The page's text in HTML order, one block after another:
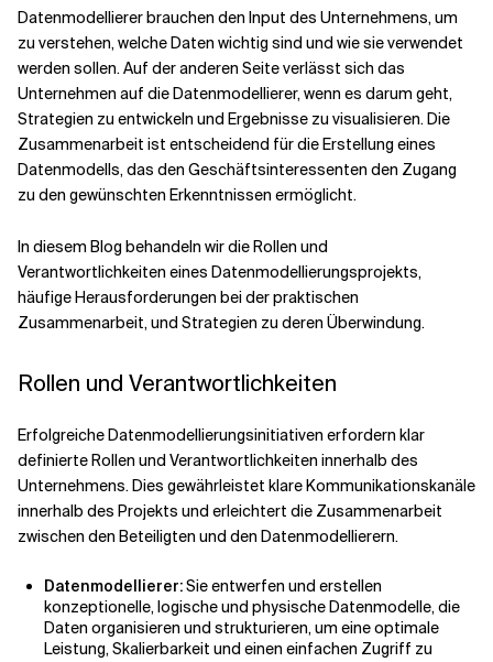
Verwandte Themen
Datenmodellierer brauchen den Input des Unternehmens, um
zu verstehen, welche Daten wichtig sind und wie sie verwendet
werden sollen. Auf der anderen Seite verlässt sich das
Unternehmen auf die Datenmodellierer, wenn es darum geht,
Strategien zu entwickeln und Ergebnisse zu visualisieren. Die
Zusammenarbeit ist entscheidend für die Erstellung eines
Datenmodells, das den Geschäftsinteressenten den Zugang
zu den gewünschten Erkenntnissen ermöglicht.
In diesem Blog behandeln wir die Rollen und
Verantwortlichkeiten eines Datenmodellierungsprojekts,
häufige Herausforderungen bei der praktischen
Zusammenarbeit,und Strategien zu deren Überwindung.
Rollen und Verantwortlichkeiten
Erfolgreiche Datenmodellierungsinitiativen erfordern klar
definierte Rollen und Verantwortlichkeiten innerhalb des
Unternehmens. Dies gewährleistet klare Kommunikationskanäle
innerhalb des Projekts und erleichtert die Zusammenarbeit
zwischen den Beteiligten und den Datenmodellierern.
Datenmodellierer:Sie entwerfen und erstellen
konzeptionelle, logische und physische Datenmodelle, die
Daten organisieren und strukturieren, um eine optimale
Leistung, Skalierbarkeit und einen einfachen Zugriff zu